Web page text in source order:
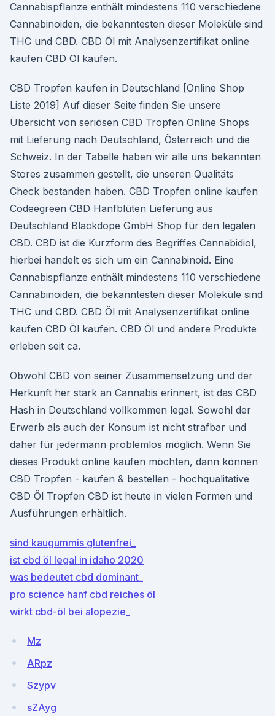
Cannabispflanze enthält mindestens 110 verschiedene
Cannabinoiden, die bekanntesten dieser Moleküle sind
THC und CBD. CBD Öl mit Analysenzertifikat online
kaufen CBD Öl kaufen.
CBD Tropfen kaufen in Deutschland [Online Shop
Liste 2019] Auf dieser Seite finden Sie unsere
Übersicht von seriösen CBD Tropfen Online Shops
mit Lieferung nach Deutschland, Österreich und die
Schweiz. In der Tabelle haben wir alle uns bekannten
Stores zusammen gestellt, die unseren Qualitäts
Check bestanden haben. CBD Tropfen online kaufen
Codeegreen CBD Hanfblüten Lieferung aus
Deutschland Blackdope GmbH Shop für den legalen
CBD. CBD ist die Kurzform des Begriffes Cannabidiol,
hierbei handelt es sich um ein Cannabinoid. Eine
Cannabispflanze enthält mindestens 110 verschiedene
Cannabinoiden, die bekanntesten dieser Moleküle sind
THC und CBD. CBD Öl mit Analysenzertifikat online
kaufen CBD Öl kaufen. CBD Öl und andere Produkte
erleben seit ca.
Obwohl CBD von seiner Zusammensetzung und der
Herkunft her stark an Cannabis erinnert, ist das CBD
Hash in Deutschland vollkommen legal. Sowohl der
Erwerb als auch der Konsum ist nicht strafbar und
daher für jedermann problemlos möglich. Wenn Sie
dieses Produkt online kaufen möchten, dann können
CBD Tropfen - kaufen & bestellen - hochqualitative
CBD Öl Tropfen CBD ist heute in vielen Formen und
Ausführungen erhältlich.
sind kaugummis glutenfrei_
ist cbd öl legal in idaho 2020
was bedeutet cbd dominant_
pro science hanf cbd reiches öl
wirkt cbd-öl bei alopezie_
Mz
ARpz
Szypv
sZAyg